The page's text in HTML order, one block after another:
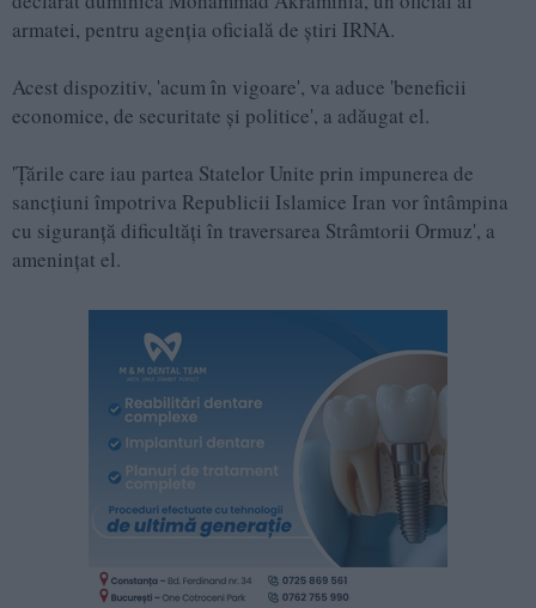
armatei, pentru agenția oficială de știri IRNA.
Acest dispozitiv, 'acum în vigoare', va aduce 'beneficii
economice, de securitate și politice', a adăugat el.
'Țările care iau partea Statelor Unite prin impunerea de
sancțiuni împotriva Republicii Islamice Iran vor întâmpina
cu siguranță dificultăți în traversarea Strâmtorii Ormuz', a
amenințat el.